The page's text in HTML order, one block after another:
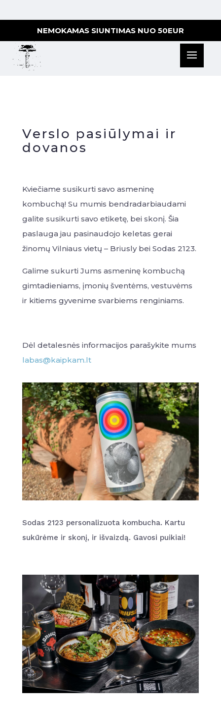
NEMOKAMAS SIUNTIMAS NUO 50EUR
Verslo pasiūlymai ir
dovanos
Kviečiame susikurti savo asmeninę
kombuchą! Su mumis bendradarbiaudami
galite susikurti savo etiketę, bei skonį. Šia
paslauga jau pasinaudojo keletas gerai
žinomų Vilniaus vietų – Briusly bei Sodas 2123.
Galime sukurti Jums asmeninę kombuchą
gimtadieniams, įmonių šventėms, vestuvėms
ir kitiems gyvenime svarbiems renginiams.
Dėl detalesnės informacijos parašykite mums
labas@kaipkam.lt
Sodas 2123 personalizuota kombucha. Kartu
sukūrėme ir skonį, ir išvaizdą. Gavosi puikiai!